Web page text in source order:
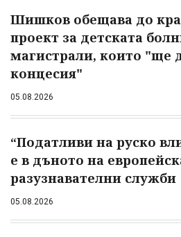
Шишков обещава до
проект за детската
магистрали, които "ще
концесия"
05.08.2026
“Податливи на руско
е в дъното на
разузнавателни служби
05.08.2026